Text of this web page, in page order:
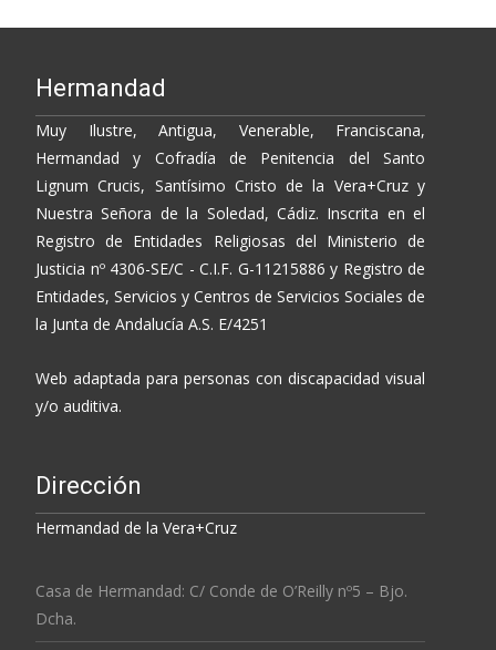
Hermandad
Muy Ilustre, Antigua, Venerable, Franciscana,
Hermandad y Cofradía de Penitencia del Santo
Lignum Crucis, Santísimo Cristo de la Vera+Cruz y
Nuestra Señora de la Soledad, Cádiz. Inscrita en el
Registro de Entidades Religiosas del Ministerio de
Justicia nº 4306-SE/C - C.I.F. G-11215886 y Registro de
Entidades, Servicios y Centros de Servicios Sociales de
la Junta de Andalucía A.S. E/4251
Web adaptada para personas con discapacidad visual
y/o auditiva.
Dirección
Hermandad de la Vera+Cruz
Casa de Hermandad: C/ Conde de O’Reilly nº5 – Bjo.
Dcha.